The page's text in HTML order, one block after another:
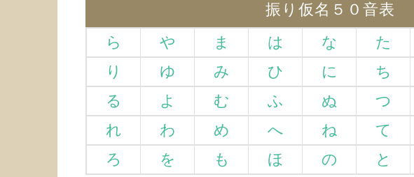
振り仮名５０音表
ら
や ま は な た
り
ゆ み ひ に ち
る
よ む ふ ぬ つ
れ
わ め へ ね て
ろ
を も ほ の と